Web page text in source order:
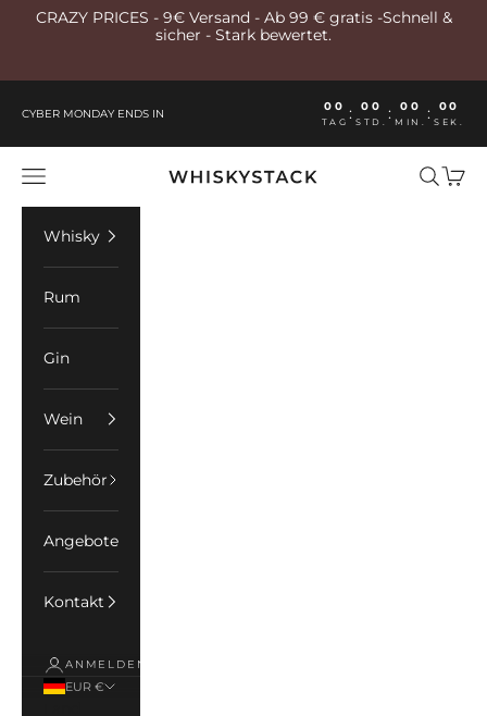
Zum Inhalt springen
CRAZY PRICES - 9€ Versand - Ab 99 € gratis -Schnell &
sicher - Stark bewertet.
CYBER MONDAY ENDS IN 00
TAG : 00
STD. : 00
MIN. : 00
SEK.
Whiskystack Germany
Menü Suchen
Whisky
Rum
Gin
Wein
Zubehör
Angebote
Kontakt
ANMELDEN
EUR €